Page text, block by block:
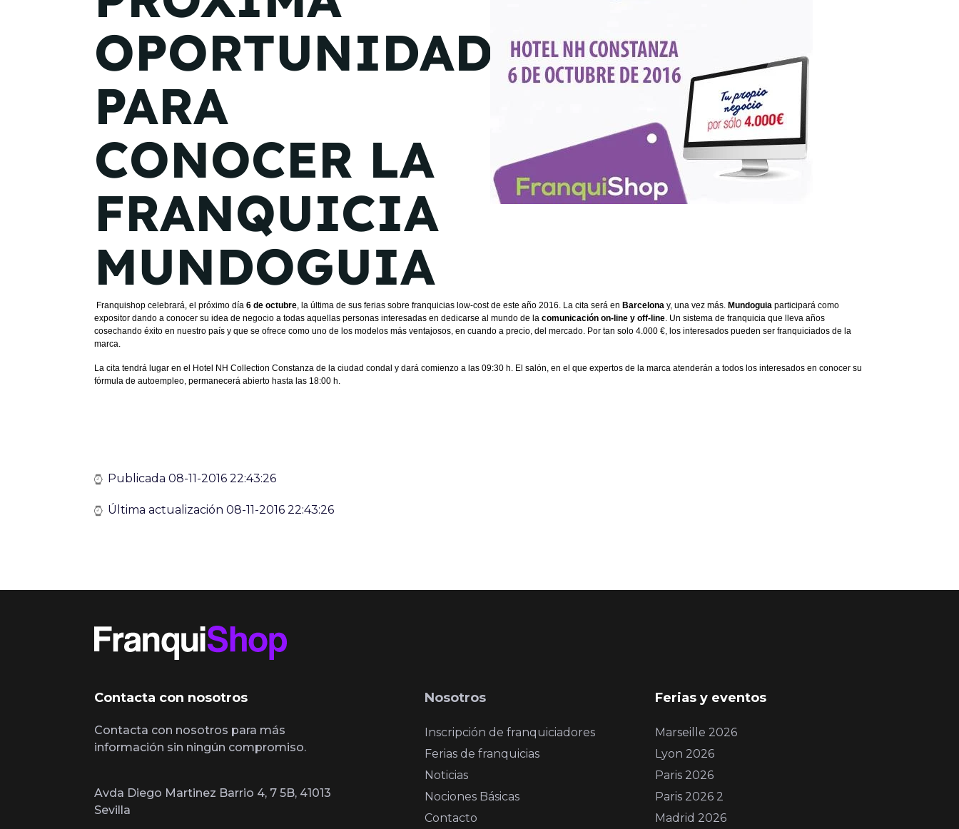
Madrid 2026 2 -
08
de octubre
Barcelona 2026 2 -
05 de noviembre
OPORTUNIDAD
PARA
CONOCER LA
FRANQUICIA
MUNDOGUIA
Franquishop celebrará, el próximo día 6 de octubre, la última de sus ferias sobre franquicias low-cost de este año 2016. La cita será en Barcelona y, una vez más. Mundoguia participará como
expositor dando a conocer su idea de negocio a todas aquellas personas interesadas en dedicarse al mundo de la comunicación on-line y off-line. Un sistema de franquicia que lleva años
cosechando éxito en nuestro país y que se ofrece como uno de los modelos más ventajosos, en cuando a precio, del mercado. Por tan solo 4.000 €, los interesados pueden ser franquiciados de la
marca.
La cita tendrá lugar en el Hotel NH Collection Constanza de la ciudad condal y dará comienzo a las 09:30 h. El salón, en el que expertos de la marca atenderán a todos los interesados en conocer su
fórmula de autoempleo, permanecerá abierto hasta las 18:00 h.
Publicada 08-11-2016 22:43:26
Última actualización 08-11-2016 22:43:26
Contacta con nosotros
Contacta con nosotros para más
información sin ningún compromiso.
Avda Diego Martinez Barrio 4, 7 5B, 41013
Sevilla
Nosotros
Inscripción de franquiciadores
Ferias de franquicias
Noticias
Nociones Básicas
Contacto
Ferias y eventos
Marseille 2026
Lyon 2026
Paris 2026
Paris 2026 2
Madrid 2026